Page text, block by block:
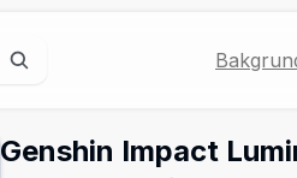
Genshin Impact